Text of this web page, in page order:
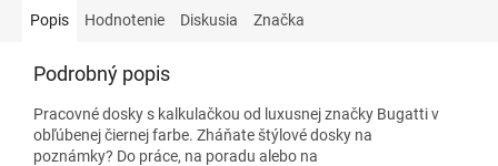
Popis Hodnotenie Diskusia Značka
Podrobný popis
Pracovné dosky s kalkulačkou od luxusnej značky Bugatti v
obľúbenej čiernej farbe. Zháňate štýlové dosky na
poznámky? Do práce, na poradu alebo na